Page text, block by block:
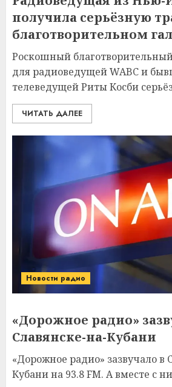
получила серьёзную
благотворительном
Роскошный
для радиоведущей WABC и
телеведущей Риты Косби
ЧИТАТЬ ДАЛЕЕ
Новости радио
«Дорожное радио»
Славянске-на-Кубани
«Дорожное радио» зазвучало в
Кубани на 93.8 FM. А вместе с